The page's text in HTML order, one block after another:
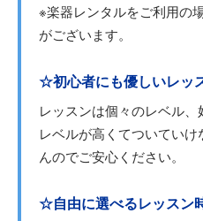
※楽器レンタルをご利用の
がございます。
☆初心者にも優しいレッ
レッスンは個々のレベル、
レベルが高くてついてい
んのでご安心ください。
☆自由に選べるレッスン